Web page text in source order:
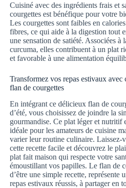
Cuisiné avec des ingrédients frais et
courgettes est bénéfique pour votre
Les courgettes sont faibles en
fibres, ce qui aide à la digestion tout
une sensation de satiété. Associées à
curcuma, elles contribuent à un plat
et favorable à une alimentation
Transformez vos repas estivaux avec
flan de courgettes
En intégrant ce délicieux flan de
d’été, vous choisissez de joindre la
gourmandise. Ce plat léger et nutritif
idéale pour les amateurs de cuisine
varier leur routine culinaire. Laissez-
cette recette facile et découvrez le
plat fait maison qui respecte votre
émoustillant vos papilles. Le flan de
d’être une simple recette, représente
repas estivaux réussis, à partager en